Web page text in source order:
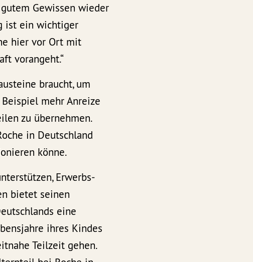
Gewissen wieder
ist ein wichtiger
hier vor Ort mit
vorangeht.“
braucht, um
mehr Anreize
zu übernehmen.
in Deutschland
könne.
Erwerbs-
bietet seinen
eine
ihres Kindes
Teilzeit gehen.